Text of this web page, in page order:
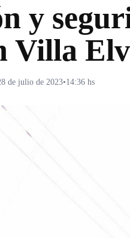
y
Villa
de julio de 2023•14:36 hs